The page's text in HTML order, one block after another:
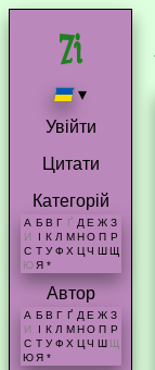
▾
Увійти
Цитати
Категорій
А Б В Г Ґ Д Е Ж З
И
І К Л М Н О П Р
С Т У Ф Х Ц Ч Ш Щ
Ю Я *
Автор
А Б В Г Ґ Д Е Ж З
И
К Л М Н О П Р
С Т У Ф Х Ц Ч Ш Щ
Ю Я *